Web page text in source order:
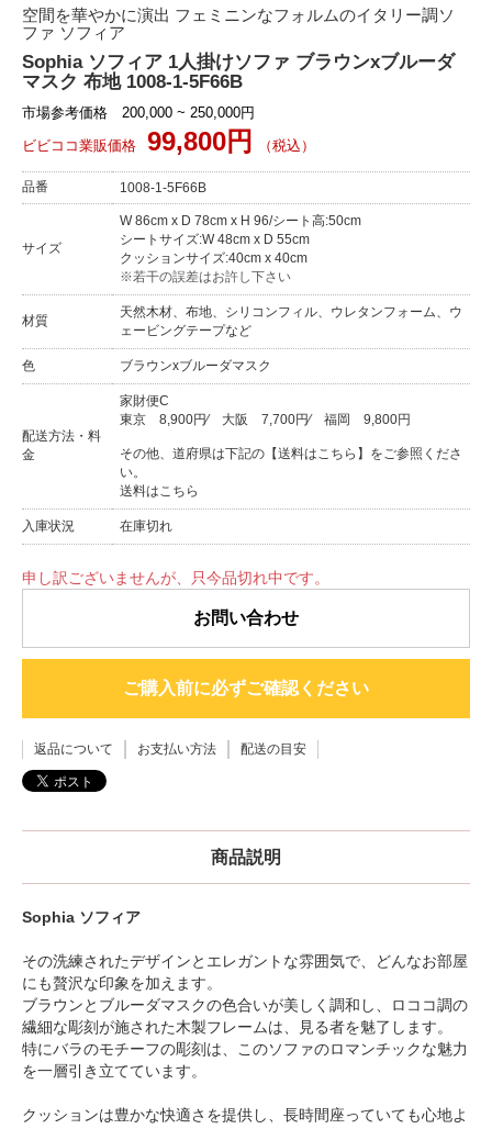
空間を華やかに演出 フェミニンなフォルムのイタリー調ソ
ファ ソフィア
Sophia ソフィア 1人掛けソファ ブラウンxブルーダ
マスク 布地 1008-1-5F66B
市場参考価格 200,000 ~ 250,000円
ビビココ業販価格
99,800円 （税込）
品番 1008-1-5F66B
サイズ
W 86cm x D 78cm x H 96/シート高:50cm
シートサイズ:W 48cm x D 55cm
クッションサイズ:40cm x 40cm
※若干の誤差はお許し下さい
材質
天然木材、布地、シリコンフィル、ウレタンフォーム、ウ
ェービングテープなど
色 ブラウンxブルーダマスク
配送方法・料
金
家財便C
東京
8,900円⁄ 大阪 7,700円⁄ 福岡 9,800円
その他、道府県は下記の【送料はこちら】をご参照くださ
い。
送料はこちら
入庫状況 在庫切れ
申し訳ございませんが、只今品切れ中です。
お問い合わせ
ご購入前に必ずご確認ください
返品について お支払い方法 配送の目安
商品説明
Sophia ソフィア
その洗練されたデザインとエレガントな雰囲気で、どんなお部屋
にも贅沢な印象を加えます。
ブラウンとブルーダマスクの色合いが美しく調和し、ロココ調の
繊細な彫刻が施された木製フレームは、見る者を魅了します。
特にバラのモチーフの彫刻は、このソファのロマンチックな魅力
を一層引き立てています。
クッションは豊かな快適さを提供し、長時間座っていても心地よ